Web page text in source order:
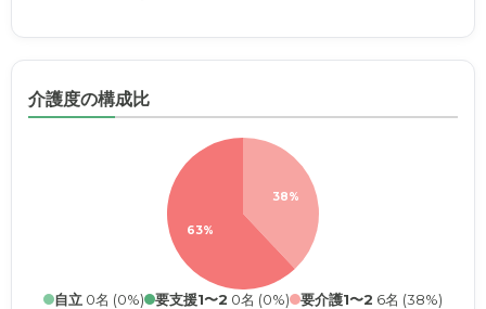
介護度の構成比
38%
63%
自立 0名 (0%) 要支援1〜2 0名 (0%) 要介護1〜2 6名 (38%)